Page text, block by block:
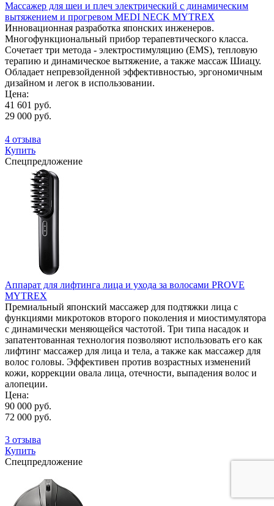
Массажер для шеи и плеч электрический с динамическим
вытяжением и прогревом MEDI NECK MYTREX
Инновационная разработка японских инженеров.
Многофункциональный прибор терапевтического класса.
Сочетает три метода - электростимуляцию (EMS), тепловую
терапию и динамическое вытяжение, а также массаж Шиацу.
Обладает непревзойденной эффективностью, эргономичным
дизайном и легок в использовании.
Цена:
41 601 руб.
29 000 руб.
4 отзыва
Купить
Спецпредложение
Аппарат для лифтинга лица и ухода за волосами PROVE
MYTREX
Премиальный японский массажер для подтяжки лица с
функциями микротоков второго поколения и миостимулятора
с динамически меняющейся частотой. Три типа насадок и
запатентованная технология позволяют использовать его как
лифтинг массажер для лица и тела, а также как массажер для
волос головы. Эффективен против возрастных изменений
кожи, коррекции овала лица, отечности, выпадения волос и
алопеции.
Цена:
90 000 руб.
72 000 руб.
3 отзыва
Купить
Спецпредложение